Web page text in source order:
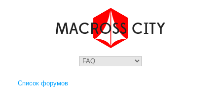
Список форумов